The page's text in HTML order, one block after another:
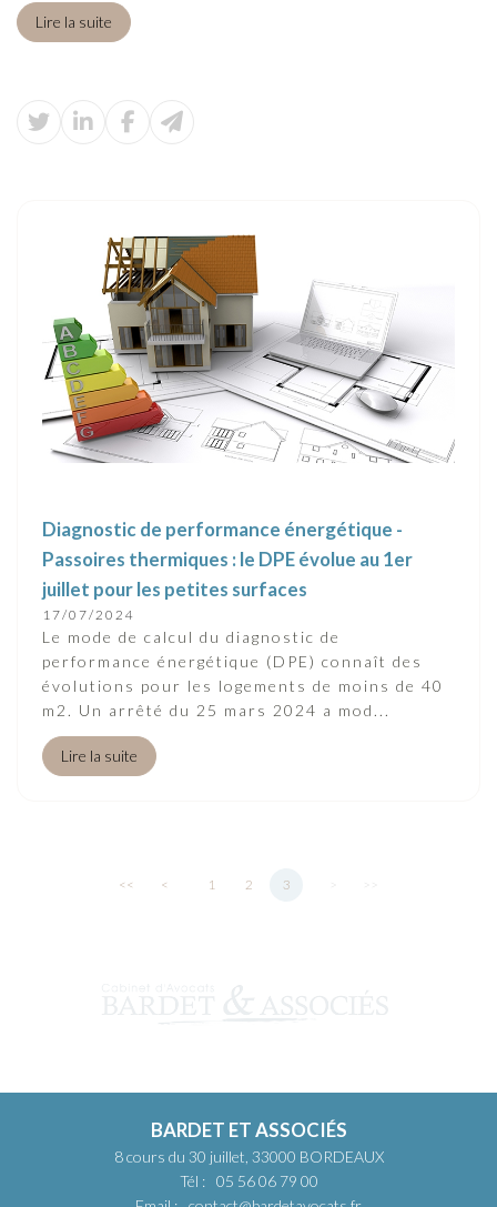
Lire la suite
Diagnostic de performance énergétique -
Passoires thermiques : le DPE évolue au 1er
juillet pour les petites surfaces
17/07/2024
Le mode de calcul du diagnostic de
performance énergétique (DPE) connaît des
évolutions pour les logements de moins de 40
m2. Un arrêté du 25 mars 2024 a mod...
Lire la suite
<< < 1 2 3
BARDET ET ASSOCIÉS
8 cours du 30 juillet, 33000 BORDEAUX
Tél : 05 56 06 79 00